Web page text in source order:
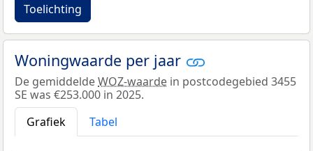
Toelichting
Woningwaarde per jaar
De gemiddeldeWOZ-waarde in postcodegebied 3455
SE was €253.000 in 2025.
Grafiek
Tabel